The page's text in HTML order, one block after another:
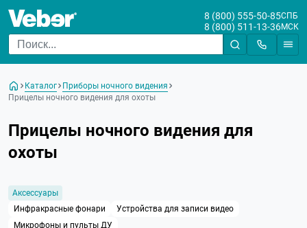
8 (800) 555-50-85СПБ
8 (800) 511-13-36МСК
Каталог
Приборы ночного видения
Прицелы ночного видения для охоты
Прицелы ночного видения для
охоты
Аксессуары
Инфракрасные фонари
Устройства для записи видео
Микрофоны и пульты ДУ
Цена
От
До
Бренд
Увеличение
Диаметр объектива, мм
Тип ПНВ